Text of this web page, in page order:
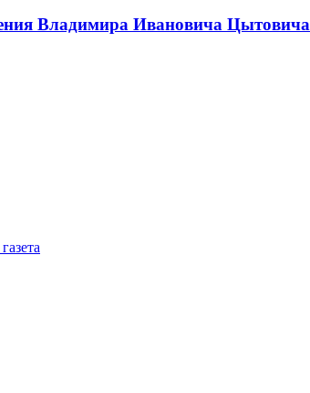
Владимира Ивановича Цытовича